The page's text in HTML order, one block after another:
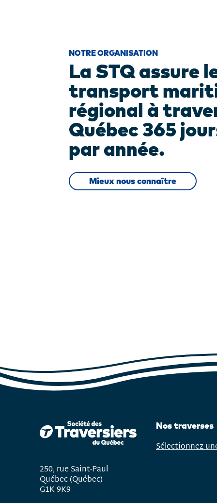
NOTRE ORGANISATION
La STQ assure
transport
régional à
Québec 365
par année.
Mieux nous connaître
250, rue Saint-Paul
Québec (Québec)
G1K 9K9
Nos traverses
Ouvrir
Sélectionnez